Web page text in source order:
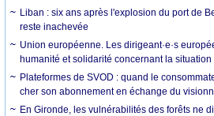
Liban : six ans après l'explosion du port de
reste inachevée
Union européenne. Les dirigeant·e·s
humanité et solidarité concernant la situation
Plateformes de SVOD : quand le
cher son abonnement en échange du
En Gironde, les vulnérabilités des forêts ne